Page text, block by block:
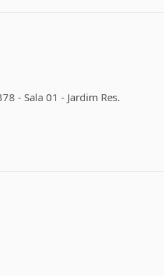
- Sala 01 - Jardim Res.